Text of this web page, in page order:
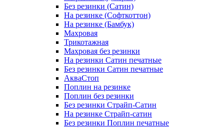
Без резинки (Сатин)
На резинке (Софткоттон)
На резинке (Бамбук)
Махровая
Трикотажная
Махровая без резинки
На резинки Сатин печатные
Без резинки Сатин печатные
АкваСтоп
Поплин на резинке
Поплин без резинки
Без резинки Страйп-Сатин
На резинке Страйп-сатин
Без резинки Поплин печатные